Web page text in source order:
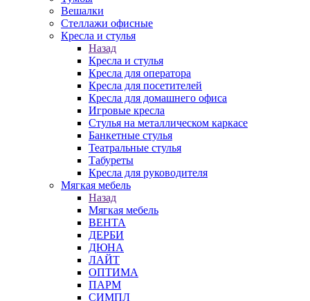
Вешалки
Стеллажи офисные
Кресла и стулья
Назад
Кресла и стулья
Кресла для оператора
Кресла для посетителей
Кресла для домашнего офиса
Игровые кресла
Стулья на металлическом каркасе
Банкетные стулья
Театральные стулья
Табуреты
Кресла для руководителя
Мягкая мебель
Назад
Мягкая мебель
ВЕНТА
ДЕРБИ
ДЮНА
ЛАЙТ
ОПТИМА
ПАРМ
СИМПЛ